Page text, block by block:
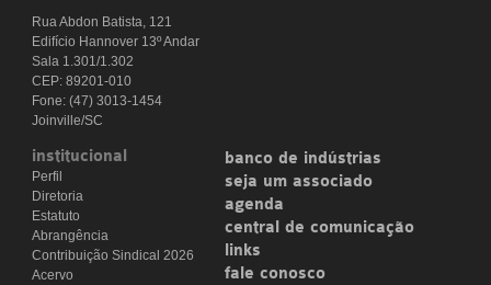
Rua Abdon Batista, 121
Edifício Hannover 13º Andar
Sala 1.301/1.302
CEP: 89201-010
Fone: (47) 3013-1454
Joinville/SC
institucional
Perfil
Diretoria
Estatuto
Abrangência
Contribuição Sindical 2026
Acervo
banco de indústrias
seja um associado
agenda
central de comunicação
links
fale conosco